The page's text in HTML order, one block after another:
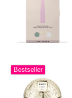
Bestseller